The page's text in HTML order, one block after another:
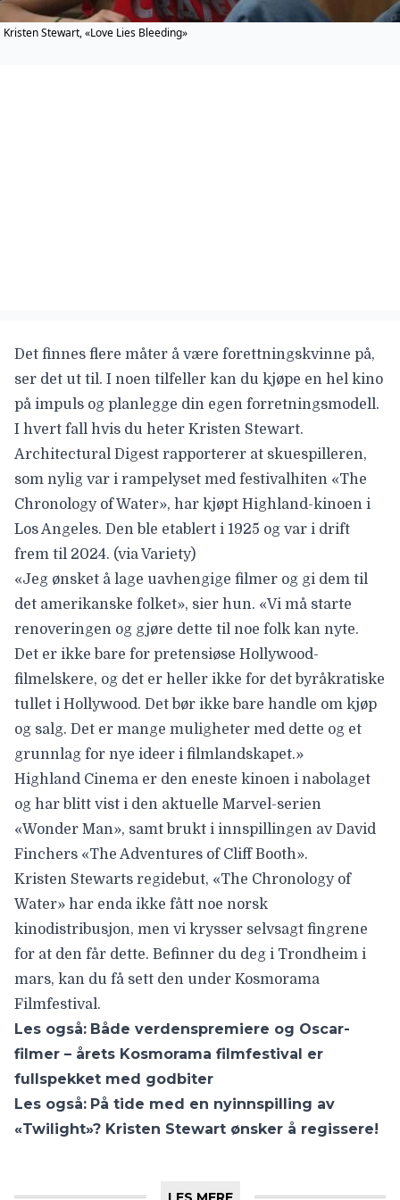
Kristen Stewart, «Love Lies Bleeding»
Det finnes flere måter å være forettningskvinne på,
ser det ut til. I noen tilfeller kan du kjøpe en hel kino
på impuls og planlegge din egen forretningsmodell.
I hvert fall hvis du heter Kristen Stewart.
Architectural Digest rapporterer at skuespilleren,
som nylig var i rampelyset med festivalhiten «The
Chronology of Water», har kjøpt Highland-kinoen i
Los Angeles. Den ble etablert i 1925 og var i drift
frem til 2024. (viaVariety)
«Jeg ønsket å lage uavhengige filmer og gi dem til
det amerikanske folket», sier hun. «Vi må starte
renoveringen og gjøre dette til noe folk kan nyte.
Det er ikke bare for pretensiøse Hollywood-
filmelskere, og det er heller ikke for det byråkratiske
tullet i Hollywood. Det bør ikke bare handle om kjøp
og salg. Det er mange muligheter med dette og et
grunnlag for nye ideer i filmlandskapet.»
Highland Cinema er den eneste kinoen i nabolaget
og har blitt vist i den aktuelle Marvel-serien
«Wonder Man», samt brukt i innspillingen av David
Finchers «The Adventures of Cliff Booth».
Kristen Stewarts regidebut, «The Chronology of
Water» har enda ikke fått noe norsk
kinodistribusjon, men vi krysser selvsagt fingrene
for at den får dette. Befinner du deg i Trondheim i
mars, kan du få sett den under Kosmorama
Filmfestival.
Les også: Både verdenspremiere og Oscar-
filmer – årets Kosmorama filmfestival er
fullspekket med godbiter
Les også: På tide med en nyinnspilling av
«Twilight»? Kristen Stewart ønsker å regissere!